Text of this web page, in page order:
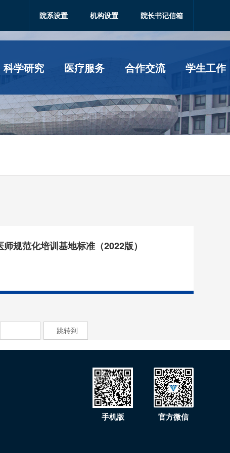
科学研究 医疗服务 合作交流 学生工作
院系设置 机构设置 院长书记信箱
规范化培训基地标准（2022版）
跳转到
手机版
官方微信